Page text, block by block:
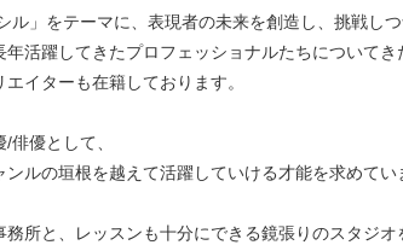
ル」をテーマに、表現者の未来を創造し、挑戦し
活躍してきたプロフェッショナルたちについてき
イターも在籍しております。
俳優として、
ルの垣根を越えて活躍していける才能を求めてい
所と、レッスンも十分にできる鏡張りのスタジオ